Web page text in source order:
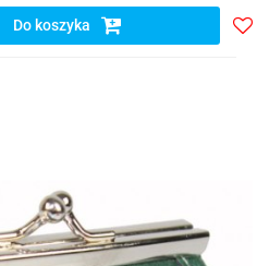
Do koszyka